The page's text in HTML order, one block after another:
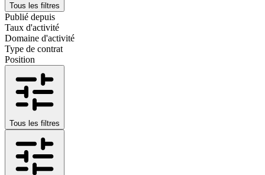
Tous les filtres
Publié depuis
Taux d'activité
Domaine d'activité
Type de contrat
Position
Tous les filtres